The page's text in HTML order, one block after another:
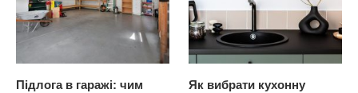
Підлога в гаражі: чим
Як вибрати кухонну